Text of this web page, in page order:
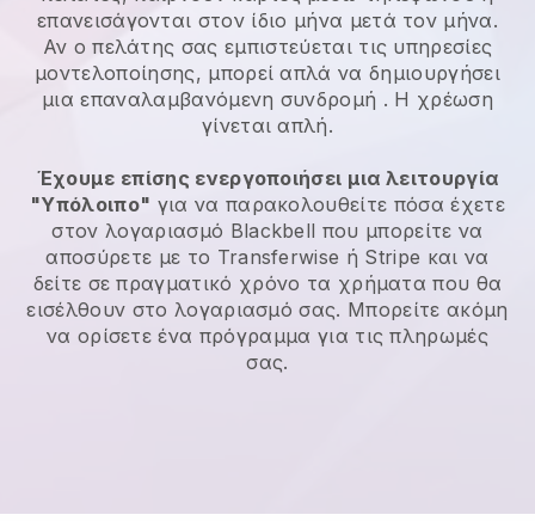
επανεισάγονται στον ίδιο μήνα μετά τον μήνα.
Αν ο πελάτης σας εμπιστεύεται τις υπηρεσίες
μοντελοποίησης, μπορεί απλά να δημιουργήσει
μια επαναλαμβανόμενη συνδρομή . Η χρέωση
γίνεται απλή.
Έχουμε επίσης ενεργοποιήσει μια λειτουργία
"Υπόλοιπο" για να παρακολουθείτε πόσα έχετε
στον λογαριασμό Blackbell που μπορείτε να
αποσύρετε με το Transferwise ή Stripe και να
δείτε σε πραγματικό χρόνο τα χρήματα που θα
εισέλθουν στο λογαριασμό σας. Μπορείτε ακόμη
να ορίσετε ένα πρόγραμμα για τις πληρωμές
σας.